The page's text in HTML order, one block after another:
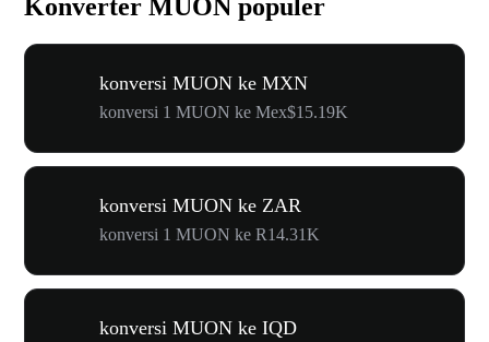
Konverter MUON populer
konversi MUON ke MXN
konversi 1 MUON ke Mex$15.19K
konversi MUON ke ZAR
konversi 1 MUON ke R14.31K
konversi MUON ke IQD